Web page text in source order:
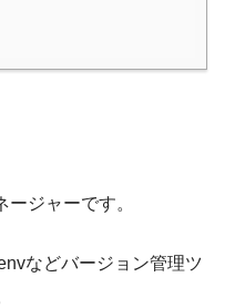
ジャーです。
などバージョン管理ツ